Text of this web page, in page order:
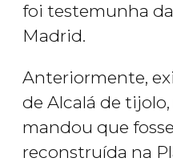
foi testemunha
Madrid.
Anteriormente,
de Alcalá de tijolo,
mandou que
reconstruída na